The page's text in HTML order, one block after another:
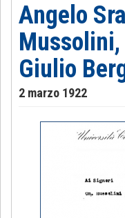
Angelo
Giulio
2 marzo 1922